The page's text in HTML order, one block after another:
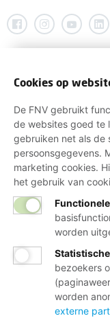
Cookies op
De FNV gebruikt
de websites goed te
gebruiken net als de
persoonsgegevens.
marketing cookies.
het gebruik van
worden
bezoekers
worden
externe